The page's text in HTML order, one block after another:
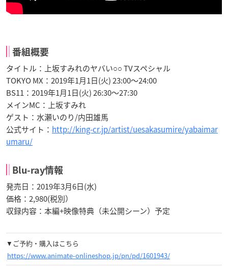
番組概要
タイトル：上坂すみれのヤバい○○ TVスペシャル
TOKYO MX：2019年1月1日(火) 23:00～24:00
BS11：2019年1月1日(火) 26:30～27:30
メインMC：上坂すみれ
ゲスト：水瀬いのり/内田雄馬
公式サイト： http://king-cr.jp/artist/uesakasumire/yabaimar
umaru/
Blu-ray情報
発売日：2019年3月6日(水)
価格：2,980(税別）
収録内容：本編+映像特典（未公開シーン）予定
▼ご予約・購入はこちら
https://www.animate-onlineshop.jp/pn/pd/1601943/